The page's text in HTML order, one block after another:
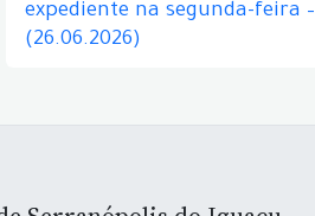
expediente na segunda-feira –
(26.06.2026)